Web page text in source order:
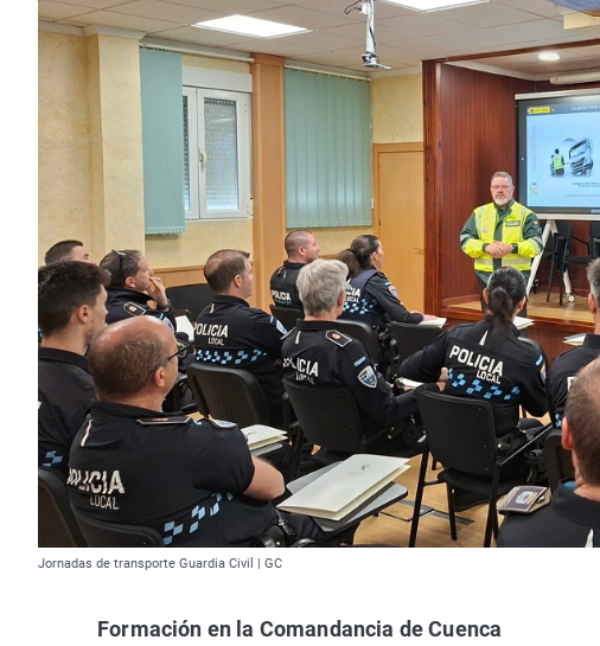
Jornadas de transporte Guardia Civil | GC
Formación en la Comandancia de Cuenca